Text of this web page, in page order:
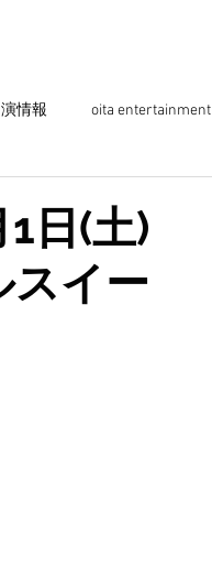
情報 oita entertainment
日(土)
スイー